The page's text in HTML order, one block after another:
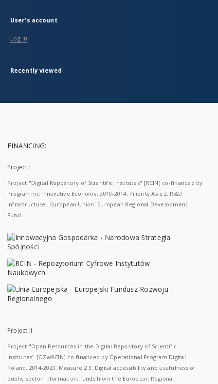
User's account
Log in
Recently viewed
FINANCING:
Project I
Project "Digital Repository of Scientific Institutes" [RCIN] co-financed by
Programme Innovative Economy, 2010-2014, Priority Axis 2. R&D
infrastructure ; European Union. European Regional Development
Fund.
Project II
Project "Open Resources in the Digital Repository of Scientific
Institutes" [OZwRCIN] co-financed by Operational Program Digital
Poland, 2014-2020, Measure 2.3: Digital accessibility and usefulness of
public sector information; funds from the European Regional